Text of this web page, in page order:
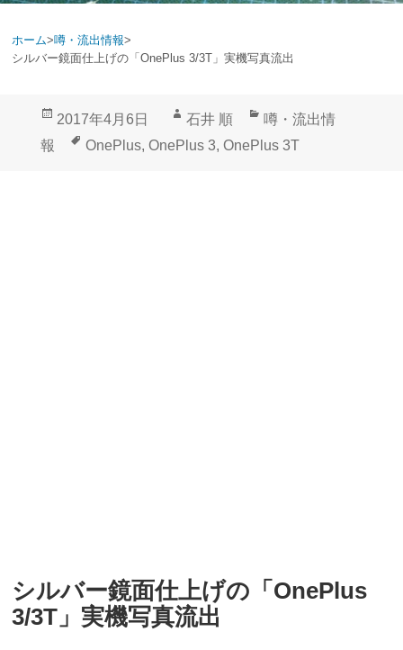
ホーム>噂・流出情報>
シルバー鏡面仕上げの「OnePlus 3/3T」実機写真流出
投
2017年4月6日
作
成
石井 順
カ
テ
噂・流出情
報
タ
OnePlus, OnePlus 3, OnePlus 3T
シルバー鏡面仕上げの「OnePlus
3/3T」実機写真流出